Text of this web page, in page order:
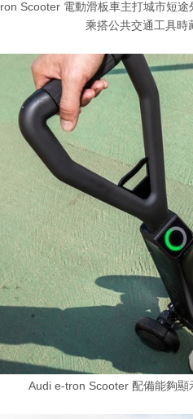
Scooter 電動滑板車主打城市短
乘搭公共交通工具時
Audi e-tron Scooter 配備能夠顯